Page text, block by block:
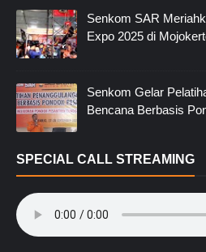
Senkom SAR
Expo 2025 di
Senkom Gelar
Bencana Berbasis
SPECIAL CALL STREAMING